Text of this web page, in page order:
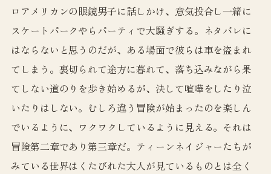
ロアメリカンの眼鏡男子に話しかけ、意気投合し一緒に
スケートパークやらパーティで大騒ぎする。ネタバレに
はならないと思うのだが、ある場面で彼らは車を盗まれ
てしまう。裏切られて途方に暮れて、落ち込みながら果
てしない道のりを歩き始めるが、決して喧嘩をしたり泣
いたりはしない。むしろ違う冒険が始まったのを楽しん
でいるように、ワクワクしているように見える。それは
冒険第二章であり第三章だ。ティーンネイジャーたちが
みている世界はくたびれた大人が見ているものとは全く